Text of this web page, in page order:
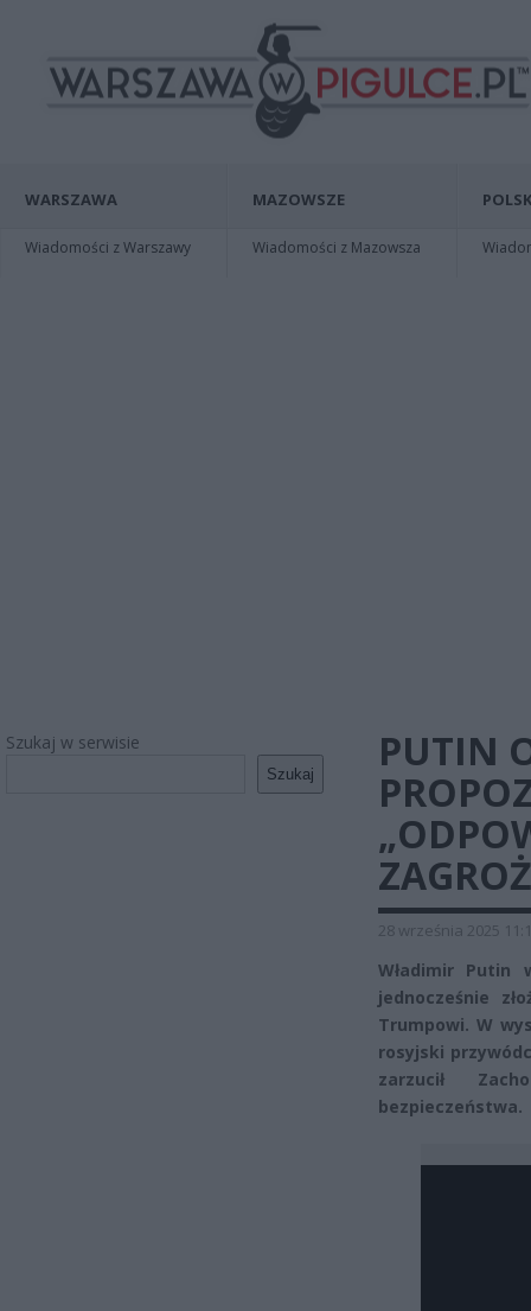
WARSZAWA
Wiadomości z Warszawy
MAZOWSZE
Wiadomości z Mazowsza
Szukaj w serwisie
Szukaj
PUTIN
28 września 2025
Władimir Putin
jednocześnie
Trumpowi. W
rosyjski
zarzucił
bezpieczeństwa.